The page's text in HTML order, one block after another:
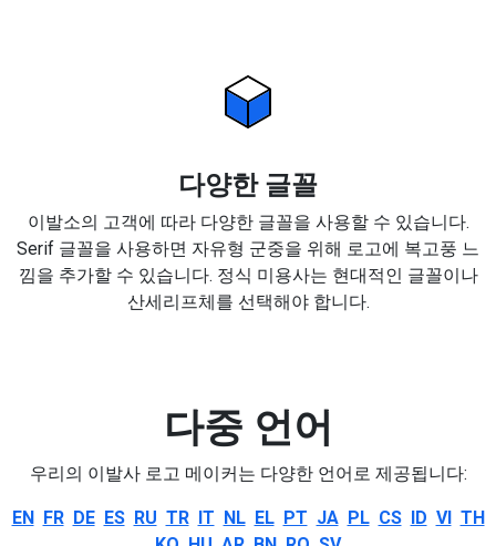
다양한 글꼴
이발소의 고객에 따라 다양한 글꼴을 사용할 수 있습니다.
Serif 글꼴을 사용하면 자유형 군중을 위해 로고에 복고풍 느
낌을 추가할 수 있습니다. 정식 미용사는 현대적인 글꼴이나
산세리프체를 선택해야 합니다.
다중 언어
우리의 이발사 로고 메이커는 다양한 언어로 제공됩니다:
EN FR DE ES RU TR IT NL EL PT JA PL CS ID VI TH